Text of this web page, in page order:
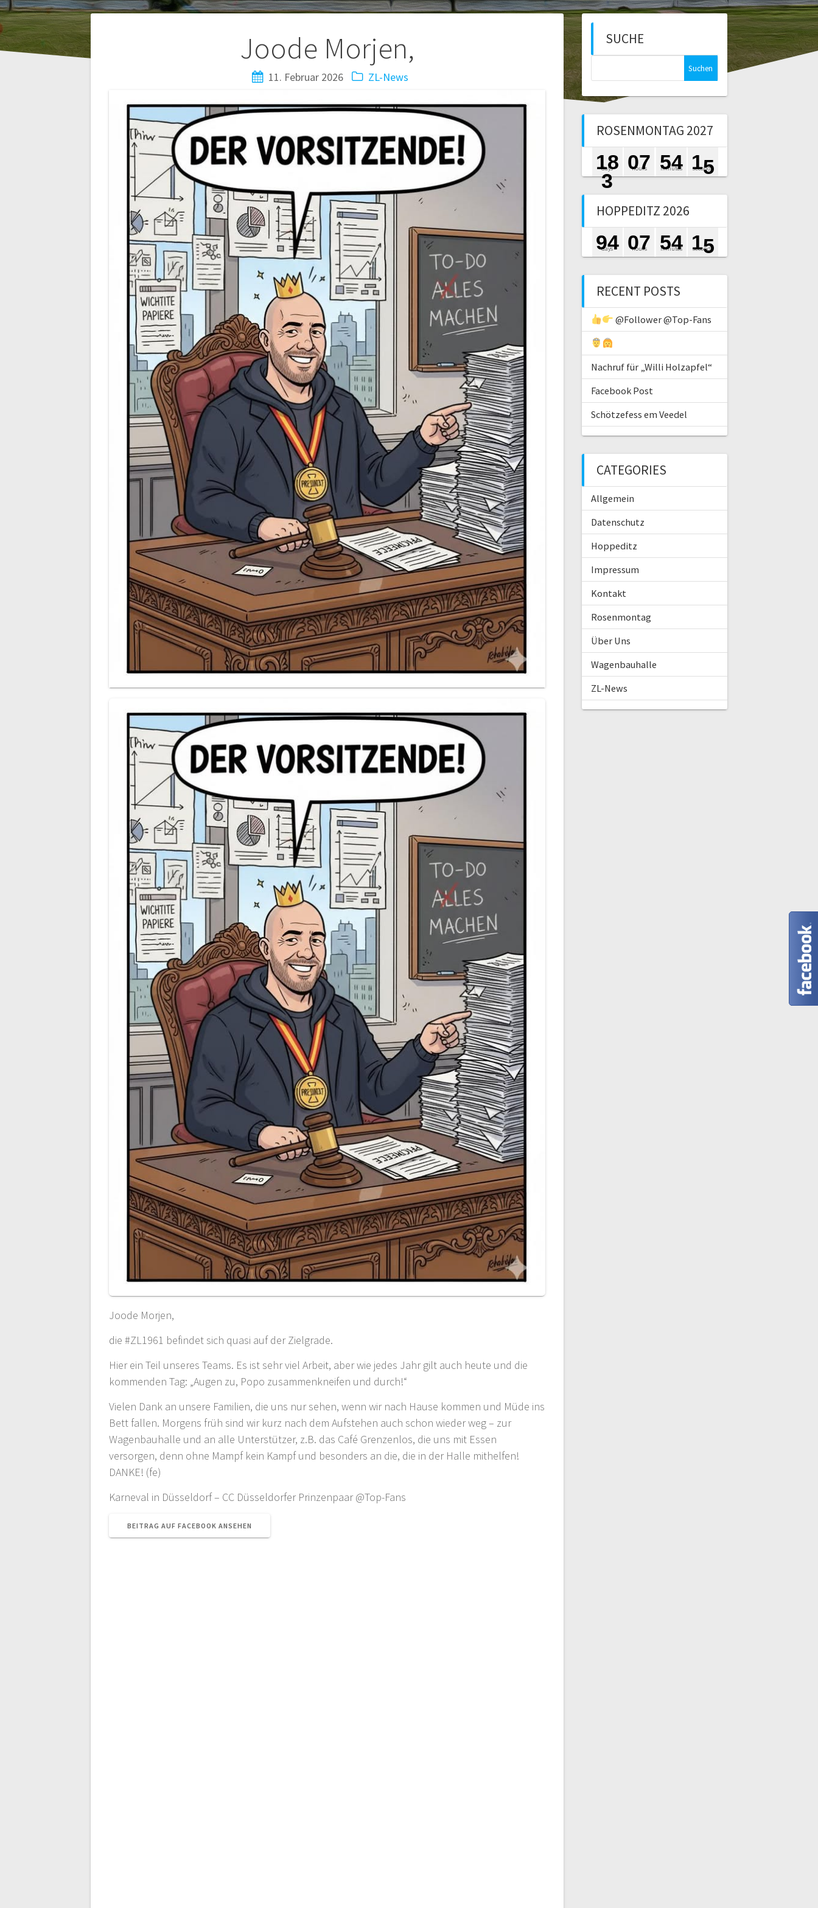
Joode Morjen,
11. Februar 2026 ZL-News
Joode Morjen,
die #ZL1961 befindet sich quasi auf der Zielgrade.
Hier ein Teil unseres Teams. Es ist sehr viel Arbeit, aber wie jedes Jahr gilt auch heute und die
kommenden Tag: „Augen zu, Popo zusammenkneifen und durch!“
Vielen Dank an unsere Familien, die uns nur sehen, wenn wir nach Hause kommen und Müde ins
Bett fallen. Morgens früh sind wir kurz nach dem Aufstehen auch schon wieder weg – zur
Wagenbauhalle und an alle Unterstützer, z.B. das Café Grenzenlos, die uns mit Essen
versorgen, denn ohne Mampf kein Kampf und besonders an die, die in der Halle mithelfen!
DANKE! (fe)
Karneval in Düsseldorf – CC Düsseldorfer Prinzenpaar @Top-Fans
BEITRAG AUF FACEBOOK ANSEHEN
Beitragsnavigation SUCHE
ROSENMONTAG 2027
days
18
3
hours
07 minutes
54 seconds
13
HOPPEDITZ 2026
days
94 hours
07 minutes
54 seconds
13
RECENT POSTS
@Follower @Top-Fans
Nachruf für „Willi Holzapfel“
Facebook Post
Schötzefess em Veedel
CATEGORIES
Allgemein
Datenschutz
Hoppeditz
Impressum
Kontakt
Rosenmontag
Über Uns
Wagenbauhalle
ZL-News